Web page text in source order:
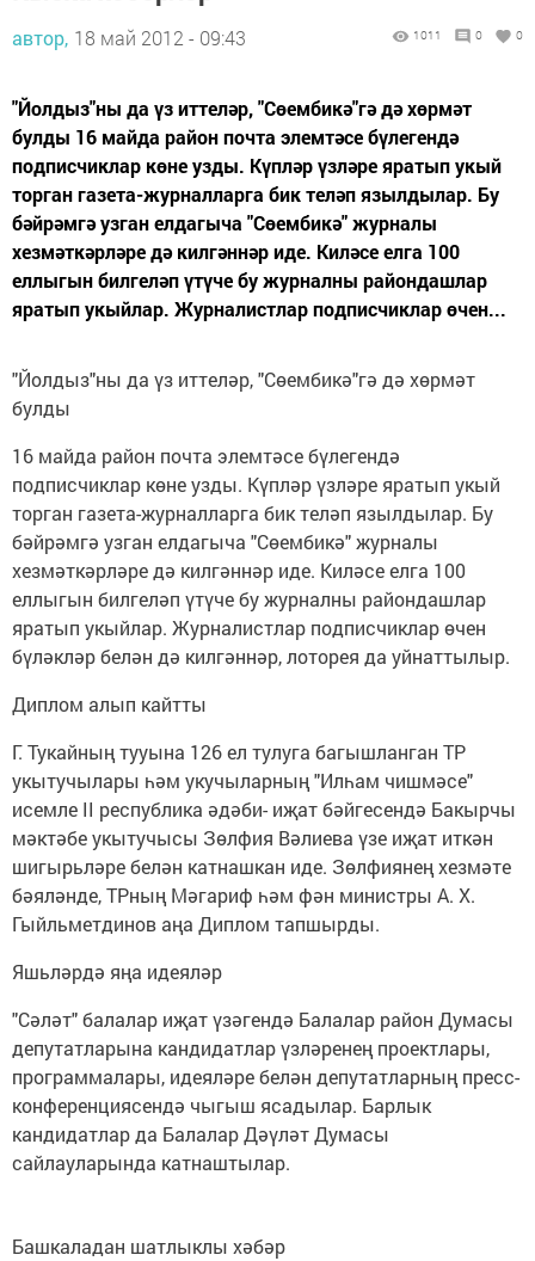
автор, 18 май 2012 - 09:43 1011 0 0
"Йолдыз"ны да үз иттеләр, "Сөембикә"гә дә хөрмәт
булды 16 майда район почта элемтәсе бүлегендә
подписчиклар көне узды. Күпләр үзләре яратып укый
торган газета-журналларга бик теләп язылдылар. Бу
бәйрәмгә узган елдагыча "Сөембикә" журналы
хезмәткәрләре дә килгәннәр иде. Киләсе елга 100
еллыгын билгеләп үтүче бу журналны райондашлар
яратып укыйлар. Журналистлар подписчиклар өчен...
"Йолдыз"ны да үз иттеләр, "Сөембикә"гә дә хөрмәт
булды
16 майда район почта элемтәсе бүлегендә
подписчиклар көне узды. Күпләр үзләре яратып укый
торган газета-журналларга бик теләп язылдылар. Бу
бәйрәмгә узган елдагыча "Сөембикә" журналы
хезмәткәрләре дә килгәннәр иде. Киләсе елга 100
еллыгын билгеләп үтүче бу журналны райондашлар
яратып укыйлар. Журналистлар подписчиклар өчен
бүләкләр белән дә килгәннәр, лоторея да уйнаттылыр.
Диплом алып кайтты
Г. Тукайның тууына 126 ел тулуга багышланган ТР
укытучылары һәм укучыларның "Илһам чишмәсе"
исемле II республика әдәби- иҗат бәйгесендә Бакырчы
мәктәбе укытучысы Зөлфия Вәлиева үзе иҗат иткән
шигырьләре белән катнашкан иде. Зөлфиянең хез­мәте
бәяләнде, ТРның Мәгариф һәм фән министры А. Х.
Гыйльметдинов аңа Диплом тапшырды.
Яшьләрдә яңа идеяләр
"Сәләт" балалар иҗат үзәгендә Балалар район Думасы
депутатларына кандидатлар үзләренең проект­лары,
программалары, идеяләре белән депутатларның пресс-
конференциясендә чыгыш ясадылар. Барлык
кандидатлар да Балалар Дәүләт Думасы
сайлауларында катнаштылар.
Башкаладан шатлыклы хәбәр